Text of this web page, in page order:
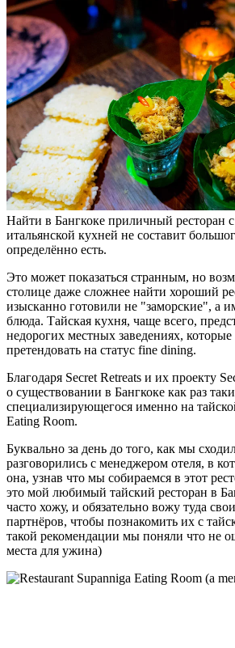
Найти в Бангкоке приличный ресторан
итальянской кухней не составит
определённо есть.
Это может показаться странным, но
столице даже сложнее найти хороший
изысканно готовили не "заморские", а
блюда. Тайская кухня, чаще всего,
недорогих местных заведениях,
претендовать на статус fine dining.
Благодаря Secret Retreats и их проекту
о существовании в Бангкоке как раз
специализирующегося именно на
Eating Room.
Буквально за день до того, как мы
разговорились с менеджером отеля, в
она, узнав что мы собираемся в этот
это мой любимый тайский ресторан в
часто хожу, и обязательно вожу туда
партнёров, чтобы познакомить их с
такой рекомендации мы поняли что не
места для ужина)